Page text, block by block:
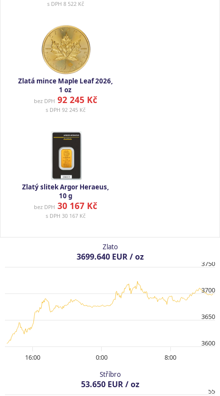
s DPH 8 522 Kč
Zlatá mince Maple Leaf 2026,
1 oz
bez DPH 92 245 Kč
s DPH 92 245 Kč
Zlatý slitek Argor Heraeus,
10 g
bez DPH 30 167 Kč
s DPH 30 167 Kč
Zlato
3699.640 EUR / oz
16:00 0:00 8:00
3600
3650
3700
3750
Stříbro
53.650 EUR / oz
55